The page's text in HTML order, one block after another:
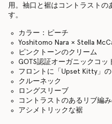
用。袖口と裾はコントラストの
す。
カラー：ピーチ
Yoshitomo Nara × Stella
ピンクトーンのクリーム
GOTS認証オーガニックコッ
フロントに「Upset Kitty」
クルーネック
ロングスリーブ
コントラストのあるリブ編
アシメトリックな裾